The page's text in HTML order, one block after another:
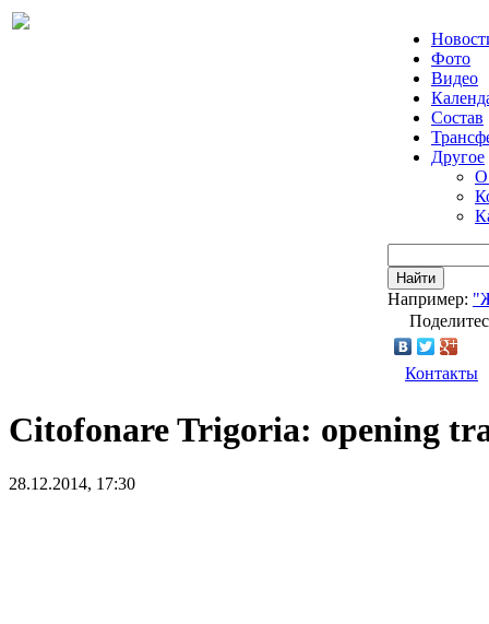
Фото
Видео
Состав
Другое
О
Найти
Например:
Контакты
Citofonare Trigoria: opening
28.12.2014, 17:30